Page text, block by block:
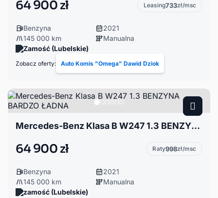
64 900 zł Leasing733zł/msc
Benzyna
2021
145 000 km
Manualna
Zamość (Lubelskie)
Zobacz oferty: Auto Komis "Omega" Dawid Dziok
Mercedes-Benz Klasa B W247 1.3 BENZYNA BARDZO ŁADNA
64 900 zł Raty998zł/msc
Benzyna
2021
145 000 km
Manualna
zamość (Lubelskie)